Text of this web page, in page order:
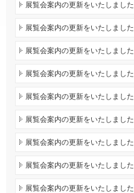
展覧会案内の更新をいたしました
展覧会案内の更新をいたしました
展覧会案内の更新をいたしました
展覧会案内の更新をいたしました
展覧会案内の更新をいたしました
展覧会案内の更新をいたしました
展覧会案内の更新をいたしました
展覧会案内の更新をいたしました
展覧会案内の更新をいたしました